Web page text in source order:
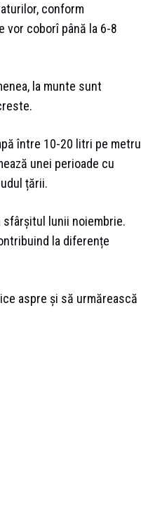
conform
vor coborî până la 6-8
la munte sunt
între 10-20 litri pe metru
unei perioade cu
țării.
sfârșitul lunii noiembrie.
la diferențe
aspre și să urmărească